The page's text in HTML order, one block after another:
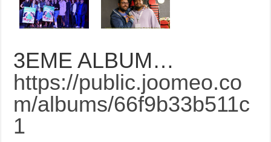
3EME ALBUM…
https://public.joomeo.co
m/albums/66f9b33b511c
1